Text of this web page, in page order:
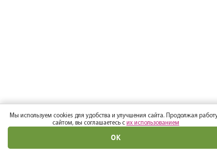
Мы используем cookies для удобства и улучшения сайта. Продолжая
сайтом, вы соглашаетесь с их использованием
ОК